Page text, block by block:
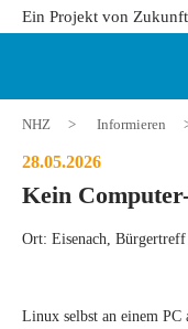
Ein Projekt von
NHZ > Informieren
28.05.2026
Kein
Ort: Eisenach,
Linux selbst an einem PC